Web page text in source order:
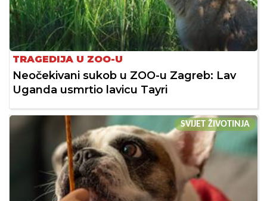
TRAGEDIJA U ZOO-U
Neočekivani sukob u ZOO-u Zagreb: Lav
Uganda usmrtio lavicu Tayri
SVIJET ŽIVOTINJA